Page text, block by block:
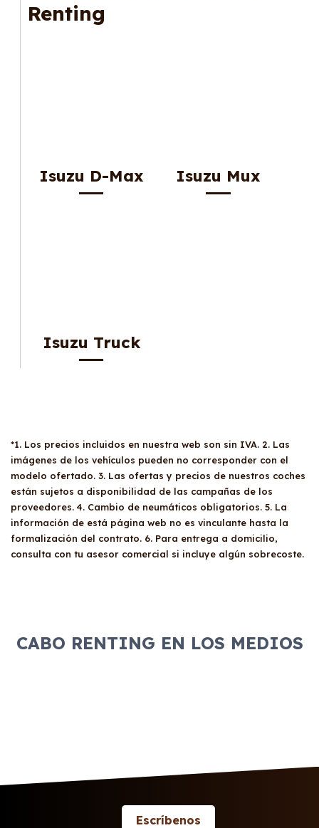
Renting
Isuzu D-Max Isuzu Mux
Isuzu Truck
*1. Los precios incluidos en nuestra web son sin IVA. 2. Las
imágenes de los vehículos pueden no corresponder con el
modelo ofertado. 3. Las ofertas y precios de nuestros coches
están sujetos a disponibilidad de las campañas de los
proveedores. 4. Cambio de neumáticos obligatorios. 5. La
información de está página web no es vinculante hasta la
formalización del contrato. 6. Para entrega a domicilio,
consulta con tu asesor comercial si incluye algún sobrecoste.
CABO RENTING EN LOS MEDIOS
Escríbenos